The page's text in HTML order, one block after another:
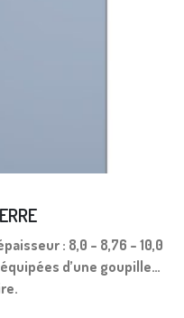
: 8,0 – 8,76 – 10,0
équipées d’une goupille